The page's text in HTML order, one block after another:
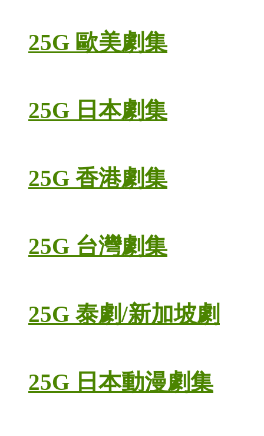
25G 歐美劇集
25G 日本劇集
25G 香港劇集
25G 台灣劇集
25G 泰劇/新加坡劇
25G 日本動漫劇集